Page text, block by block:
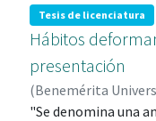
para estar en
disminuir la
métodos
en la encuesta
Tesis de licenciatura
Hábitos
presentación
(Benemérita
"Se denomina una